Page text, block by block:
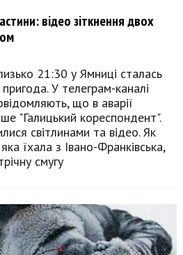
відео зіткнення двох
21:30 у Ямниці сталась
У телеграм-каналі
що в аварії
"Галицький кореспондент".
світлинами та відео. Як
їхала з Івано-Франківська,
смугу